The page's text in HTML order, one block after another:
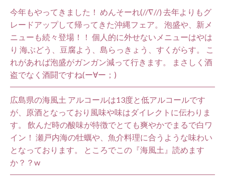
今年もやってきました！ めんそーれ(//∇//) 去年よりもグ
レードアップして帰ってきた沖縄フェア。 泡盛や、新メ
ニューも続々登場！！ 個人的に外せないメニューはやは
り 海ぶどう、豆腐よう、島らっきょう、すくがらす。 こ
れがあれば泡盛がガンガン減って行きます。 まさしく酒
盗でなく酒闘ですね(ー∀ー；)
広島県の海風土 アルコールは13度と低アルコールです
が、原酒となっており風味や味はダイレクトに伝わりま
す。 飲んだ時の酸味が特徴でとても爽やかでまるで白ワ
イン！ 瀬戸内海の牡蠣や、魚介料理に合うような味わい
となっております。 ところでこの『海風土』読めます
か？？w